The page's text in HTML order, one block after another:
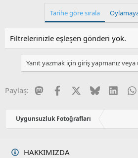
Tarihe göre sırala
Filtrelerinizle eşleşen gönderi yok.
Yanıt yazmak için giriş yapmanız
Paylaş: MastodonFacebook Bluesky
Uygunsuzluk Fotoğrafları
HAKKIMIZDA